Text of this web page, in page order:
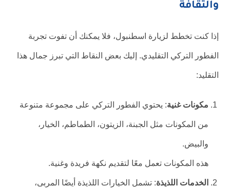
والثقافة
إذا كنت تخطط لزيارة اسطنبول، فلا يمكنك أن تفوت تجربة
الفطور التركي التقليدي. إليك بعض النقاط التي تبرز جمال هذا
التقليد:
مكونات غنية: يحتوي الفطور التركي على مجموعة متنوعة
من المكونات مثل الجبنة، الزيتون، الطماطم، الخيار،
والبيض.
هذه المكونات تعمل معًا لتقديم نكهة فريدة وغنية.
الخدمات اللذيذة: تشمل الخيارات اللذيذة أيضًا المربى،